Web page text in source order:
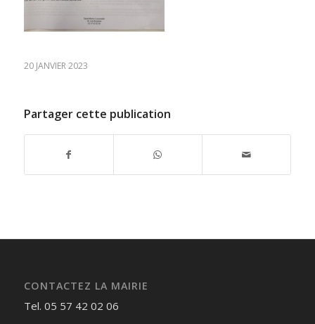
20 JANVIER 2023
Partager cette publication
CONTACTEZ LA MAIRIE
Tel. 05 57 42 02 06